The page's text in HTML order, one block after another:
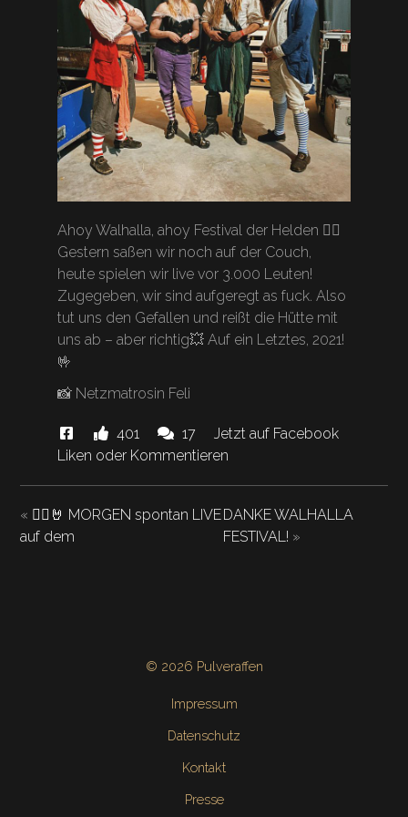
Ahoy Walhalla, ahoy Festival der Helden 🏴‍☠️
Gestern saßen wir noch auf der Couch,
heute spielen wir live vor 3.000 Leuten!
Zugegeben, wir sind aufgeregt as fuck. Also
tut uns den Gefallen und reißt die Hütte mit
uns ab – aber richtig💥 Auf ein Letztes, 2021!
🤟
📸 Netzmatrosin Feli
Diese
News
401
Likes
und
17 Kommentare.
Jetzt auf Facebook
Liken oder Kommentieren
« 🏴‍☠️🤘 MORGEN spontan LIVE
auf dem
DANKE WALHALLA
FESTIVAL! »
© 2026 Pulveraffen
Impressum
Datenschutz
Kontakt
Presse